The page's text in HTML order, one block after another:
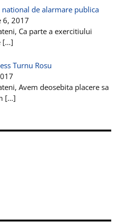
de alarmare publica
6, 2017
Ca parte a exercitiului
[…]
Turnu Rosu
Avem deosebita placere sa
[…]